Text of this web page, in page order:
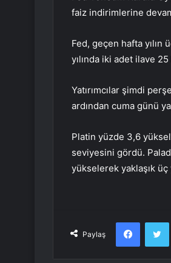
faiz indirimlerine
Fed, geçen hafta
yılında iki adet ilave
Yatırımcılar şimdi
ardından cuma günü
Platin yüzde 3,6
seviyesini gördü.
yükselerek yaklaşık üç
Paylaş